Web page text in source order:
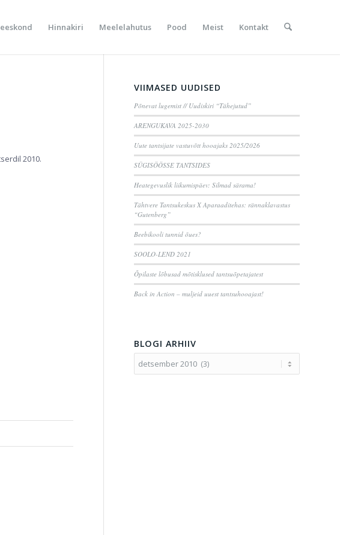
Hinnakiri Meelelahutus Pood Meist Kontakt
2010.
VIIMASED UUDISED
Põnevat lugemist // Uudiskiri “Tähejutud”
ARENGUKAVA 2025-2030
Uute tantsijate vastuvõtt hooajaks 2025/2026
SÜGISÖÖSSE TANTSIDES
Heategevuslik liikumispäev: Silmad särama!
Tähtvere Tantsukeskus X Aparaaditehas: rännaklavastus
“Gutenberg”
Beebikooli tunnid õues?
SOOLO-LEND 2021
Õpilaste lõbusad mõtisklused tantsuõpetajatest
Back in Action – muljeid uuest tantsuhooajast!
BLOGI ARHIIV